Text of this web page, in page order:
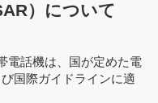
）について
電話機は、国が定めた電
国際ガイドラインに適